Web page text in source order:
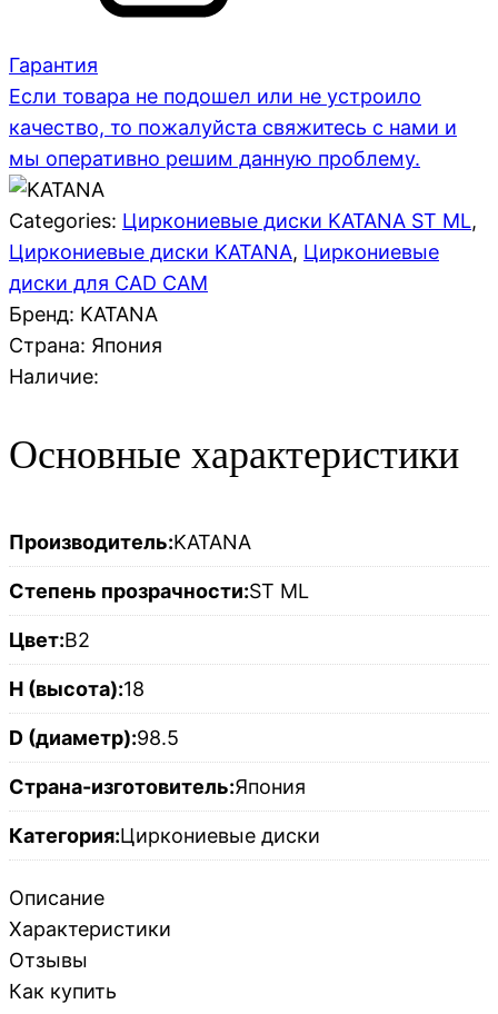
Гарантия
Если товара не подошел или не устроило
качество, то пожалуйста свяжитесь с нами и
мы оперативно решим данную проблему.
Categories: Циркониевые диски KATANA ST ML,
Циркониевые диски KATANA, Циркониевые
диски для CAD CAM
Бренд: KATANA
Страна: Япония
Наличие:
Основные характеристики
Производитель:KATANA
Степень прозрачности:ST ML
Цвет:B2
H (высота):18
D (диаметр):98.5
Страна-изготовитель:Япония
Категория:Циркониевые диски
Описание
Характеристики
Отзывы
Как купить